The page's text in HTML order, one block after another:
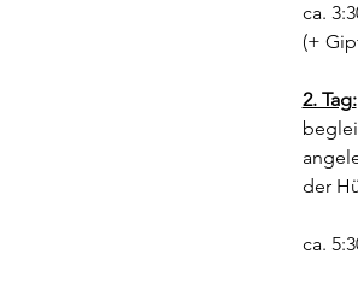
ca.
(+
2. Tag:
der
ca.